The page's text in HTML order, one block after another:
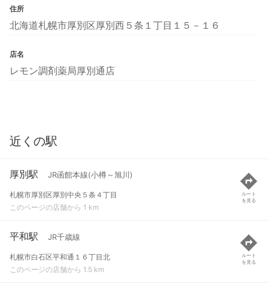
住所
北海道札幌市厚別区厚別西５条１丁目１５－１６
店名
レモン調剤薬局厚別通店
近くの駅
厚別駅 JR函館本線(小樽～旭川)
札幌市厚別区厚別中央５条４丁目
このページの店舗から 1 km
ルート
を見る
平和駅 JR千歳線
札幌市白石区平和通１６丁目北
このページの店舗から 1.5 km
ルート
を見る